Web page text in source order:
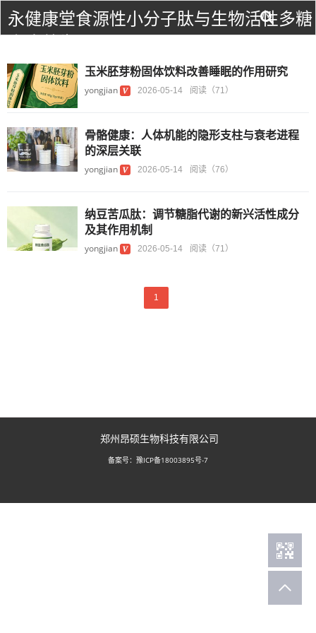
永健康堂食源性小分子肽与生物活性多糖
玉米胚芽粉固体饮料改善睡眠的作用研究
yongjian 2026-05-14 阅读（71）
骨骼健康：人体机能的隐形支柱与衰老进程
的深层关联
yongjian 2026-05-14 阅读（76）
纳豆苦瓜肽：调节糖脂代谢的新兴活性成分
及其作用机制
yongjian 2026-05-14 阅读（71）
1
郑州昂硕生物科技有限公司
备案号： 豫ICP备18003895号-7